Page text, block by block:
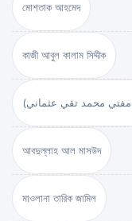
মোশতাক আহমেদ
কাজী আবুল কালাম সিদ্দীক
আবদুল্লাহ আল মাসউদ
মাওলানা তারিক জামিল